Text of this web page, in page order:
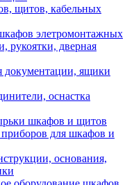
щитов, кабельных
элетромонтажных
рукоятки, дверная
документации, ящики
оснастка
шкафов и щитов
для шкафов и
основания,